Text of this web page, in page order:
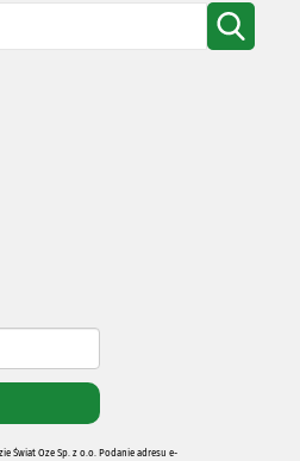
Świat Oze Sp. z o.o. Podanie adresu e-